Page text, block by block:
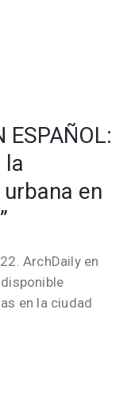
ESPAÑOL:
la
en
ArchDaily en
en la ciudad